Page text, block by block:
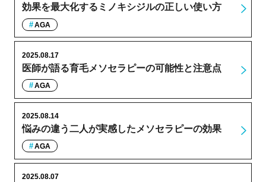
効果を最大化するミノキシジルの正しい使い方
AGA
医師が語る育毛メソセラピーの可能性と注意点
2025.08.17
AGA
悩みの違う二人が実感したメソセラピーの効果
2025.08.14
AGA
2025.08.07